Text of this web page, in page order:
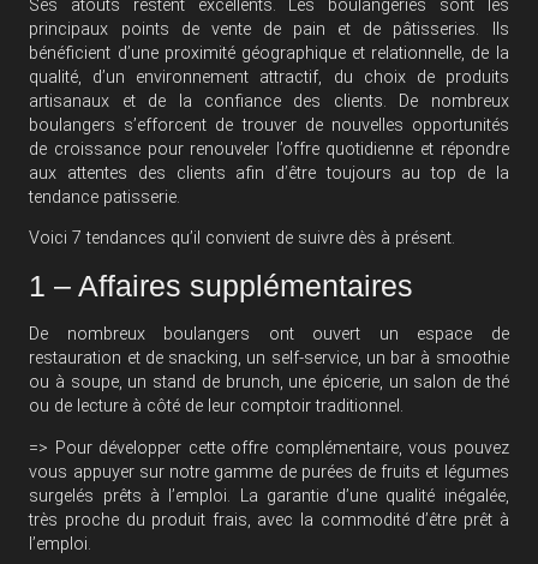
Ses atouts restent excellents. Les boulangeries sont les
principaux points de vente de pain et de pâtisseries. Ils
bénéficient d’une proximité géographique et relationnelle, de la
qualité, d’un environnement attractif, du choix de produits
artisanaux et de la confiance des clients. De nombreux
boulangers s’efforcent de trouver de nouvelles opportunités
de croissance pour renouveler l’offre quotidienne et répondre
aux attentes des clients afin d’être toujours au top de la
tendance patisserie.
Voici 7 tendances qu’il convient de suivre dès à présent.
1 – Affaires supplémentaires
De nombreux boulangers ont ouvert un espace de
restauration et de snacking, un self-service, un bar à smoothie
ou à soupe, un stand de brunch, une épicerie, un salon de thé
ou de lecture à côté de leur comptoir traditionnel.
=> Pour développer cette offre complémentaire, vous pouvez
vous appuyer sur notre gamme de purées de fruits et légumes
surgelés prêts à l’emploi. La garantie d’une qualité inégalée,
très proche du produit frais, avec la commodité d’être prêt à
l’emploi.